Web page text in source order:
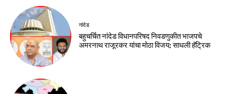
नांदेड
बहुचर्चित नांदेड विधानपरिषद निवडणुकीत भाजपचे
अमरनाथ राजूरकर यांचा मोठा विजय; साधली हॅट्रिक